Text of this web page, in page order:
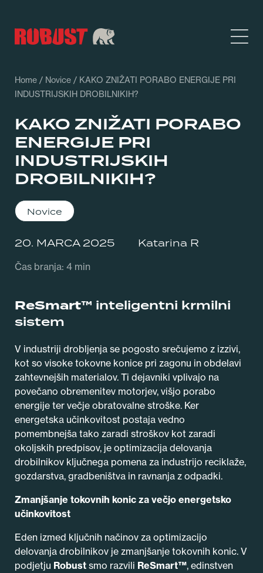
Home / Novice / KAKO ZNIŽATI PORABO ENERGIJE PRI
INDUSTRIJSKIH DROBILNIKIH?
KAKO ZNIŽATI PORABO
ENERGIJE PRI
INDUSTRIJSKIH
DROBILNIKIH?
Novice
20. MARCA 2025 Katarina R
Čas branja: 4 min
ReSmart™ inteligentni krmilni
sistem
V industriji drobljenja se pogosto srečujemo z izzivi,
kot so visoke tokovne konice pri zagonu in obdelavi
zahtevnejših materialov. Ti dejavniki vplivajo na
povečano obremenitev motorjev, višjo porabo
energije ter večje obratovalne stroške. Ker
energetska učinkovitost postaja vedno
pomembnejša tako zaradi stroškov kot zaradi
okoljskih predpisov, je optimizacija delovanja
drobilnikov ključnega pomena za industrijo reciklaže,
gozdarstva, gradbeništva in ravnanja z odpadki.
Zmanjšanje tokovnih konic za večjo energetsko
učinkovitost
Eden izmed ključnih načinov za optimizacijo
delovanja drobilnikov je zmanjšanje tokovnih konic. V
podjetju Robust smo razvili ReSmart™, edinstven